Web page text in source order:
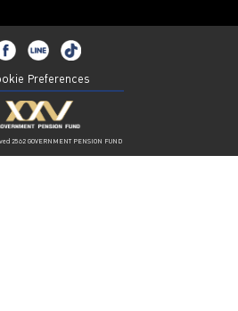
Preferences
2562 GOVERNMENT PENSION FUND